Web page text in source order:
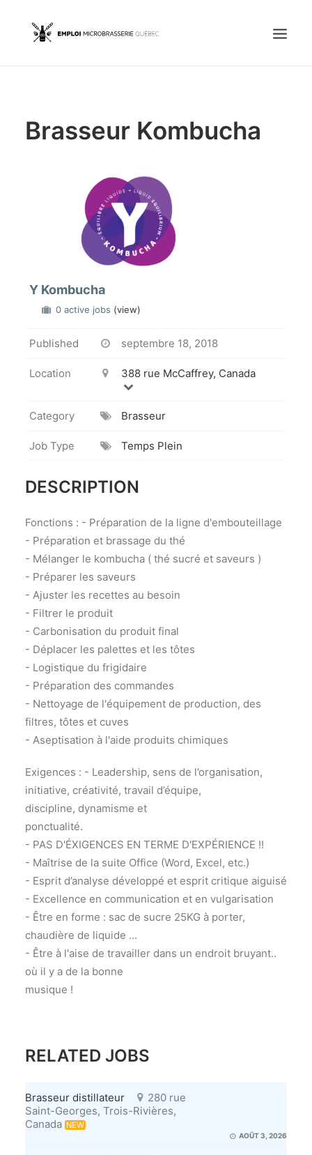
Emplois
OFFREZ UN EMPLOI
Portail Entreprise
Brasseur Kombucha
Y Kombucha
0 active jobs (view)
Published septembre 18, 2018
Location 388 rue McCaffrey, Canada
Category Brasseur
Job Type Temps Plein
DESCRIPTION
Fonctions : - Préparation de la ligne d'embouteillage
- Préparation et brassage du thé
- Mélanger le kombucha ( thé sucré et saveurs )
- Préparer les saveurs
- Ajuster les recettes au besoin
- Filtrer le produit
- Carbonisation du produit final
- Déplacer les palettes et les tôtes
- Logistique du frigidaire
- Préparation des commandes
- Nettoyage de l'équipement de production, des
filtres, tôtes et cuves
- Aseptisation à l'aide produits chimiques
Exigences : - Leadership, sens de l’organisation,
initiative, créativité, travail d’équipe,
discipline, dynamisme et
ponctualité.
- PAS D'ÉXIGENCES EN TERME D'EXPÉRIENCE !!
- Maîtrise de la suite Office (Word, Excel, etc.)
- Esprit d’analyse développé et esprit critique aiguisé
- Excellence en communication et en vulgarisation
- Être en forme : sac de sucre 25KG à porter,
chaudière de liquide ...
- Être à l'aise de travailler dans un endroit bruyant..
où il y a de la bonne
musique !
RELATED JOBS
Brasseur distillateur
280 rue
Saint-Georges, Trois-Rivières,
Canada NEW
AOÛT 3, 2026